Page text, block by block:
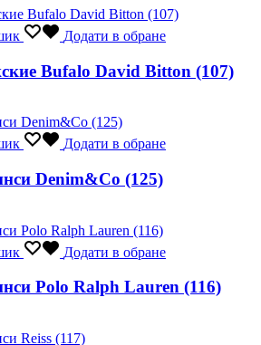
Додати в обране
Bufalo David Bitton (107)
Додати в обране
Denim&Co (125)
Додати в обране
Polo Ralph Lauren (116)